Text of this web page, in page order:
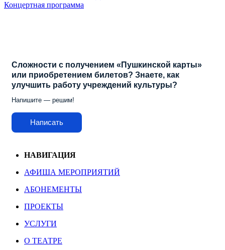
Концертная программа
Сложности с получением «Пушкинской карты»
или приобретением билетов? Знаете, как
улучшить работу учреждений культуры?
Напишите — решим!
Написать
НАВИГАЦИЯ
АФИША МЕРОПРИЯТИЙ
АБОНЕМЕНТЫ
ПРОЕКТЫ
УСЛУГИ
О ТЕАТРЕ